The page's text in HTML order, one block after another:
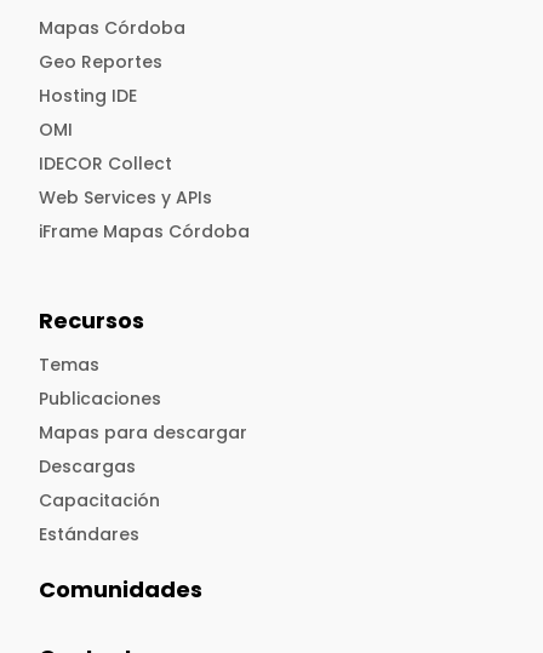
Mapas Córdoba
Geo Reportes
Hosting IDE
OMI
IDECOR Collect
Web Services y APIs
iFrame Mapas Córdoba
Recursos
Temas
Publicaciones
Mapas para descargar
Descargas
Capacitación
Estándares
Comunidades